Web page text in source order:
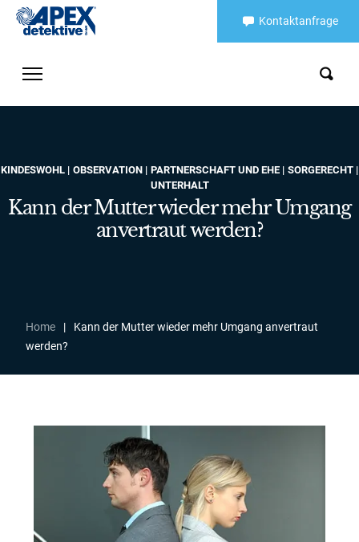
Kontaktanfrage
KINDESWOHL OBSERVATION PARTNERSCHAFT UND EHE
SORGERECHT
UNTERHALT
Kann der Mutter wieder mehr Umgang
anvertraut werden?
Home |
Kann der Mutter wieder mehr Umgang anvertraut
werden?